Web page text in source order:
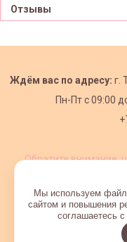
Отзывы
Ждём вас по адресу: г.
Пн-Пт с09:00
Обратите внимание,
Мы используем
сайтом и повышения
соглашаетесь